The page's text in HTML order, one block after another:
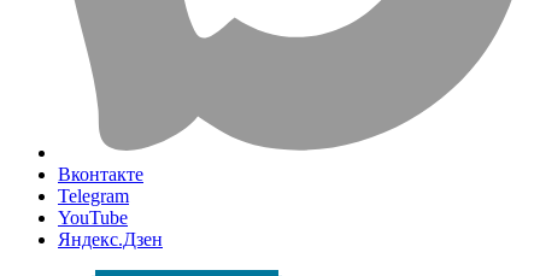
Вконтакте
Telegram
YouTube
Яндекс.Дзен